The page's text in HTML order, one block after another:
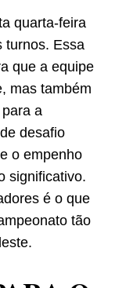
quarta-feira
turnos. Essa
que a equipe
mas também
a
desafio
o empenho
significativo.
é o que
tão